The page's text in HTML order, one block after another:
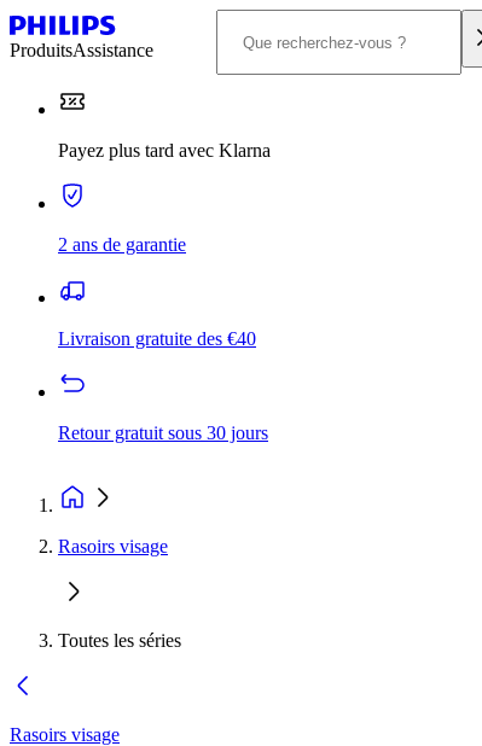
ProduitsAssistance
Payez plus tard avec Klarna
2 ans de garantie
Livraison gratuite des €40
Retour gratuit sous 30 jours
Rasoirs visage
Toutes les séries
Rasoirs visage